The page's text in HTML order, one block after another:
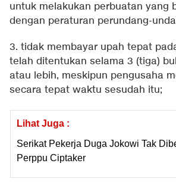
untuk melakukan perbuatan yang
dengan peraturan perundang-
3. tidak membayar upah tepat
telah ditentukan selama 3 (tiga)
atau lebih, meskipun pengusaha
secara tepat waktu sesudah itu;
Lihat Juga :
Serikat Pekerja Duga Jokowi Tak
Perppu Ciptaker